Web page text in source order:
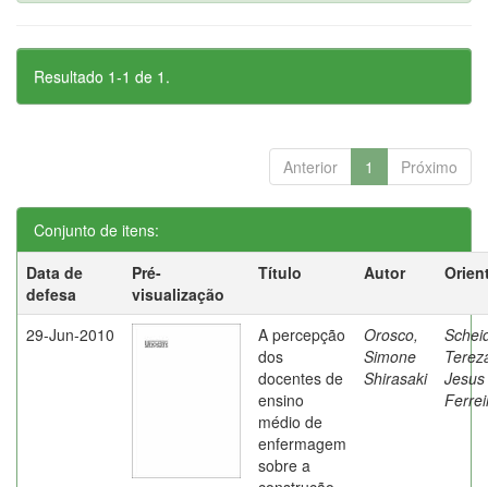
Resultado 1-1 de 1.
Anterior 1 Próximo
Conjunto de itens:
Data de
defesa
Pré-
visualização
Título Autor
29-Jun-2010
A percepção
dos
docentes de
ensino
médio de
enfermagem
sobre a
Orosco,
Simone
Shirasaki
Jesus